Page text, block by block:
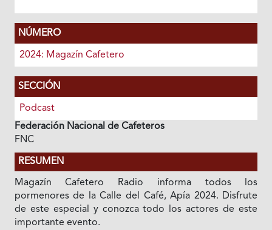
NÚMERO
2024: Magazín Cafetero
SECCIÓN
Podcast
Federación Nacional de Cafeteros
FNC
RESUMEN
Magazín Cafetero Radio informa todos los
pormenores de la Calle del Café, Apía 2024. Disfrute
de este especial y conozca todo los actores de este
importante evento.